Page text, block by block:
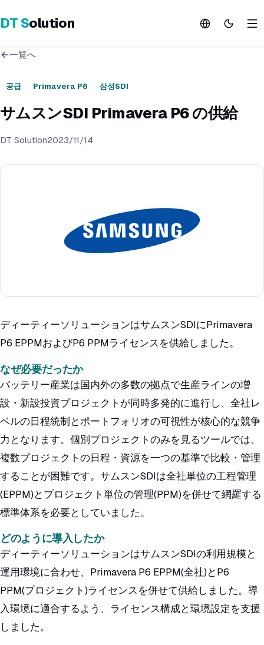
DT Solution
一覧へ
공급 Primavera P6 삼성SDI
サムスンSDI Primavera P6 の供給
DT Solution2023/11/14
ディーティーソリューションはサムスンSDIにPrimavera
P6 EPPMおよびP6 PPMライセンスを供給しました。
なぜ必要だったか
バッテリー産業は国内外の多数の拠点で生産ラインの増
設・新設投資プロジェクトが同時多発的に進行し、全社レ
ベルの日程統制とポートフォリオの可視性が核心的な競争
力となります。個別プロジェクトのみを見るツールでは、
複数プロジェクトの日程・資源を一つの基準で比較・管理
することが困難です。サムスンSDIは全社単位の工程管理
(EPPM)とプロジェクト単位の管理(PPM)を併せて網羅する
標準体系を必要としていました。
どのように導入したか
ディーティーソリューションはサムスンSDIの利用規模と
運用環境に合わせ、Primavera P6 EPPM(全社)とP6
PPM(プロジェクト)ライセンスを併せて供給しました。導
入環境に適合するよう、ライセンス構成と環境設定を支援
しました。